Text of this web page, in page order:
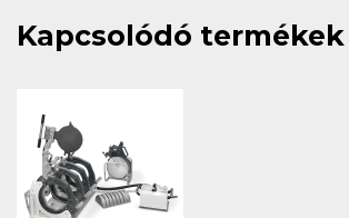
Kapcsolódó termékek